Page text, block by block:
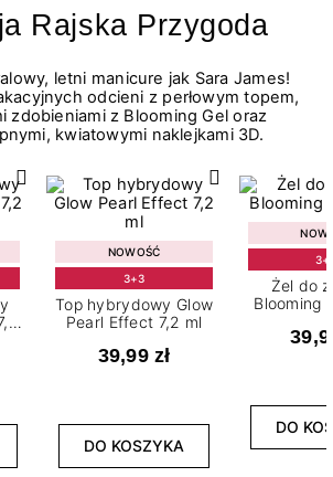
Rajska Przygoda
letni manicure jak Sara James!
odcieni z perłowym topem,
zdobieniami z Blooming Gel oraz
kwiatowymi naklejkami 3D.
NOWOŚĆ
3+3
Top hybrydowy Glow
Pearl Effect 7,2 ml
39,99 zł
DO KOSZYKA
Żel do
Blooming
DO